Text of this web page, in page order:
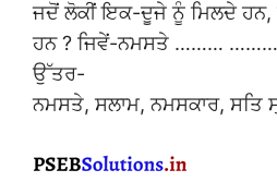
ਜਦੋਂ ਲੋਕੀਂ ਇਕ-ਦੂਜੇ ਨੂੰ ਮਿਲਦੇ ਹਨ,
ਹਨ ? ਜਿਵੇਂ-ਨਮਸਤੇ ……… ………
ਉੱਤਰ-
ਨਮਸਤੇ, ਸਲਾਮ, ਨਮਸਕਾਰ, ਸਤਿ